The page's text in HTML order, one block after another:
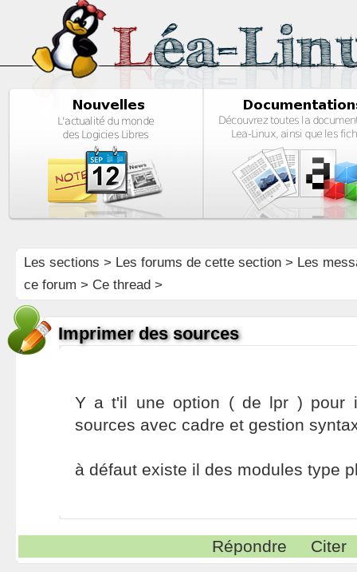
Les sections > Les forums de cette section> Les
ce forum > Ce thread >
Imprimer des sources
Y a t'il une option ( de lpr ) pour
sources avec cadre et gestion
à défaut existe il des modules type
Répondre Citer